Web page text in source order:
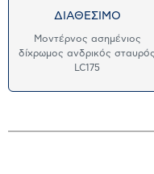
ΔΙΑΘΕΣΙΜΟ
Μοντέρνος ασημένιος
δίχρωμος ανδρικός σταυρός
LC175